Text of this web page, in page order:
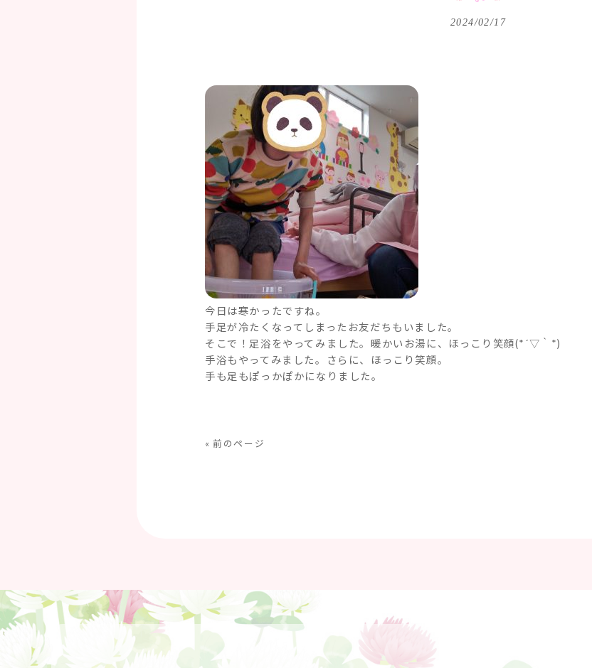
2024/02/17
今日は寒かったですね。
手足が冷たくなってしまったお友だちもいました。
そこで！足浴をやってみました。暖かいお湯に、ほっこり笑顔(*´▽｀*)
手浴もやってみました。さらに、ほっこり笑顔。
手も足もぽっかぽかになりました。
« 前のページ